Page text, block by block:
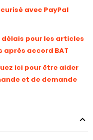
avec PayPal
pour les articles
après accord BAT
ici pour être aider
et de demande